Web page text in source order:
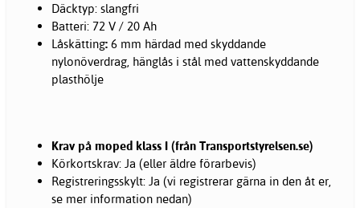
Däcktyp: slangfri
Batteri: 72 V / 20 Ah
Låskätting: 6 mm härdad med skyddande
nylonöverdrag, hänglås i stål med vattenskyddande
plasthölje
Krav på moped klass I (från Transportstyrelsen.se)
Körkortskrav: Ja (eller äldre förarbevis)
Registreringsskylt: Ja (vi registrerar gärna in den åt er,
se mer information nedan)